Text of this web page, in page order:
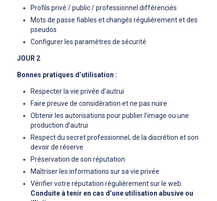
Profils privé / public / professionnel différenciés
Mots de passe fiables et changés régulièrement et des
pseudos
Configurer les paramètres de sécurité
JOUR 2
Bonnes pratiques d’utilisation :
Respecter la vie privée d’autrui
Faire preuve de considération et ne pas nuire
Obtenir les autorisations pour publier l’image ou une
production d’autrui
Respect du secret professionnel, de la discrétion et son
devoir de réserve
Préservation de son réputation
Maîtriser les informations sur sa vie privée
Vérifier votre réputation régulièrement sur le web
Conduite à tenir en cas d’une utilisation abusive ou